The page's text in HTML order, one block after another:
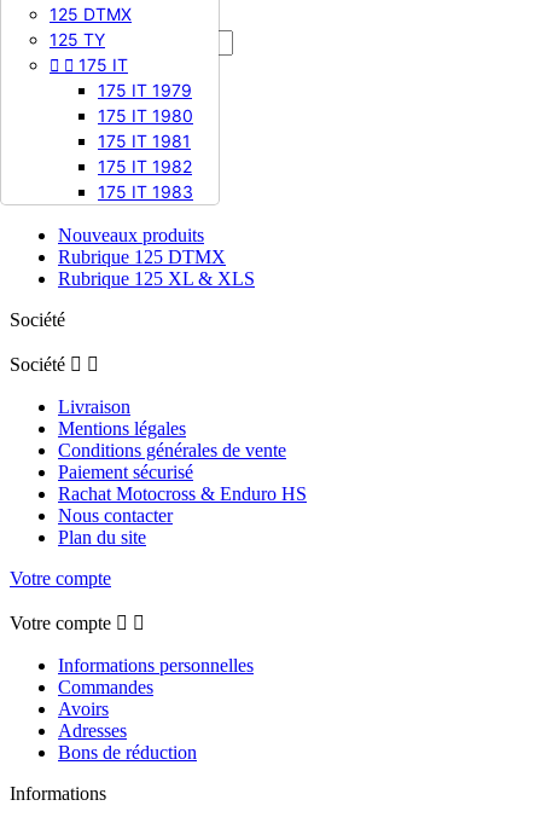
125 DTMX
125 TY
  175 IT
175 IT 1979
175 IT 1980
175 IT 1981
175 IT 1982
175 IT 1983
Facebook
Instagram
 
Nouveaux produits
Rubrique 125 DTMX
Rubrique 125 XL & XLS
Société
Société  
Livraison
Mentions légales
Conditions générales de vente
Paiement sécurisé
Rachat Motocross & Enduro HS
Nous contacter
Plan du site
Votre compte
Votre compte  
Informations personnelles
Commandes
Avoirs
Adresses
Bons de réduction
Informations